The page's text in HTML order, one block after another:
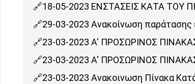
18-05-2023 ΕΝΣΤΑΣΕΙΣ ΚΑΤΑ ΤΟΥ
29-03-2023 Ανακοίνωση
23-03-2023 Α' ΠΡΟΣΩΡΙΝΟΣ
23-03-2023 Α' ΠΡΟΣΩΡΙΝΟΣ
23-03-2023 Ανακοινωση Πίνακα